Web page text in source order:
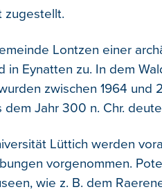
zugestellt.
Lontzen einer
in Eynatten zu. In dem
zwischen 1964 und
Jahr 300 n. Chr.
Lüttich werden
vorgenommen.
wie z. B. dem